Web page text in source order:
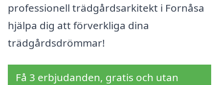
professionell trädgårdsarkitekt i Fornåsa
hjälpa dig att förverkliga dina
trädgårdsdrömmar!
Få 3 erbjudanden, gratis och utan